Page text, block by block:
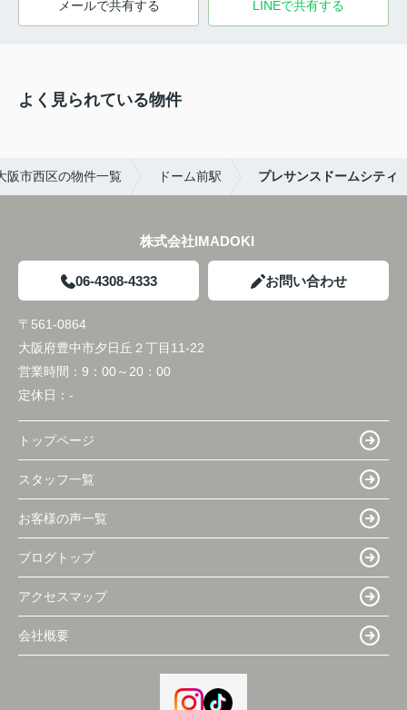
メールで共有する LINEで共有する
よく見られている物件
阪市西区の物件一覧 ドーム前駅 プレサンスドームシティ
株式会社IMADOKI
06-4308-4333 お問い合わせ
〒561-0864
大阪府豊中市夕日丘２丁目11-22
営業時間： 9：00～20：00
定休日： -
トップページ
スタッフ一覧
お客様の声一覧
ブログトップ
アクセスマップ
会社概要